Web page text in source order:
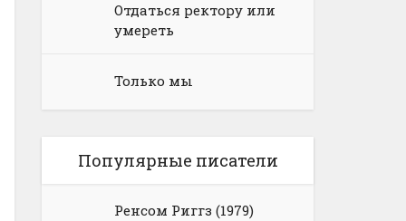
Отдаться ректору или
умереть
Только мы
Популярные писатели
Ренсом Риггз (1979)